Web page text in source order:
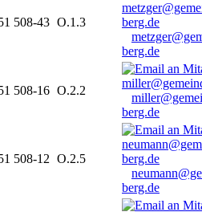
508-43 O.1.3
berg.de
508-16 O.2.2
berg.de
508-12 O.2.5
berg.de